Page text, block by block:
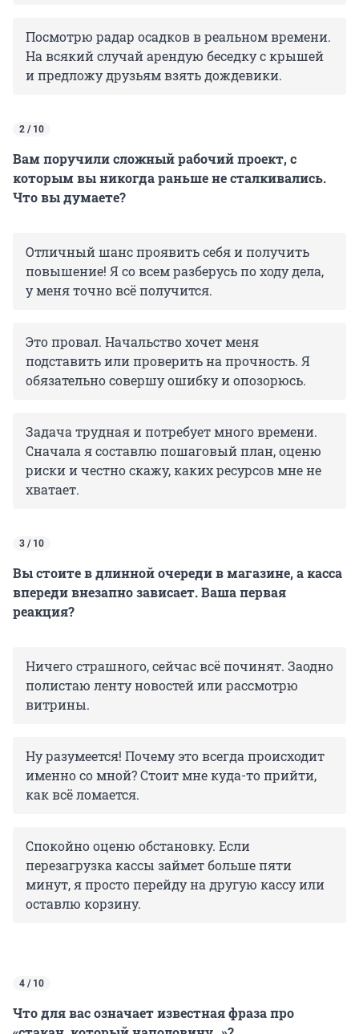
Посмотрю радар осадков в реальном времени.
На всякий случай арендую беседку с крышей
и предложу друзьям взять дождевики.
2 / 10
Вам поручили сложный рабочий проект, с
которым вы никогда раньше не сталкивались.
Что вы думаете?
Отличный шанс проявить себя и получить
повышение! Я со всем разберусь по ходу дела,
у меня точно всё получится.
Это провал. Начальство хочет меня
подставить или проверить на прочность. Я
обязательно совершу ошибку и опозорюсь.
Задача трудная и потребует много времени.
Сначала я составлю пошаговый план, оценю
риски и честно скажу, каких ресурсов мне не
хватает.
3 / 10
Вы стоите в длинной очереди в магазине, а касса
впереди внезапно зависает. Ваша первая
реакция?
Ничего страшного, сейчас всё починят. Заодно
полистаю ленту новостей или рассмотрю
витрины.
Ну разумеется! Почему это всегда происходит
именно со мной? Стоит мне куда-то прийти,
как всё ломается.
Спокойно оценю обстановку. Если
перезагрузка кассы займет больше пяти
минут, я просто перейду на другую кассу или
оставлю корзину.
4 / 10
Что для вас означает известная фраза про